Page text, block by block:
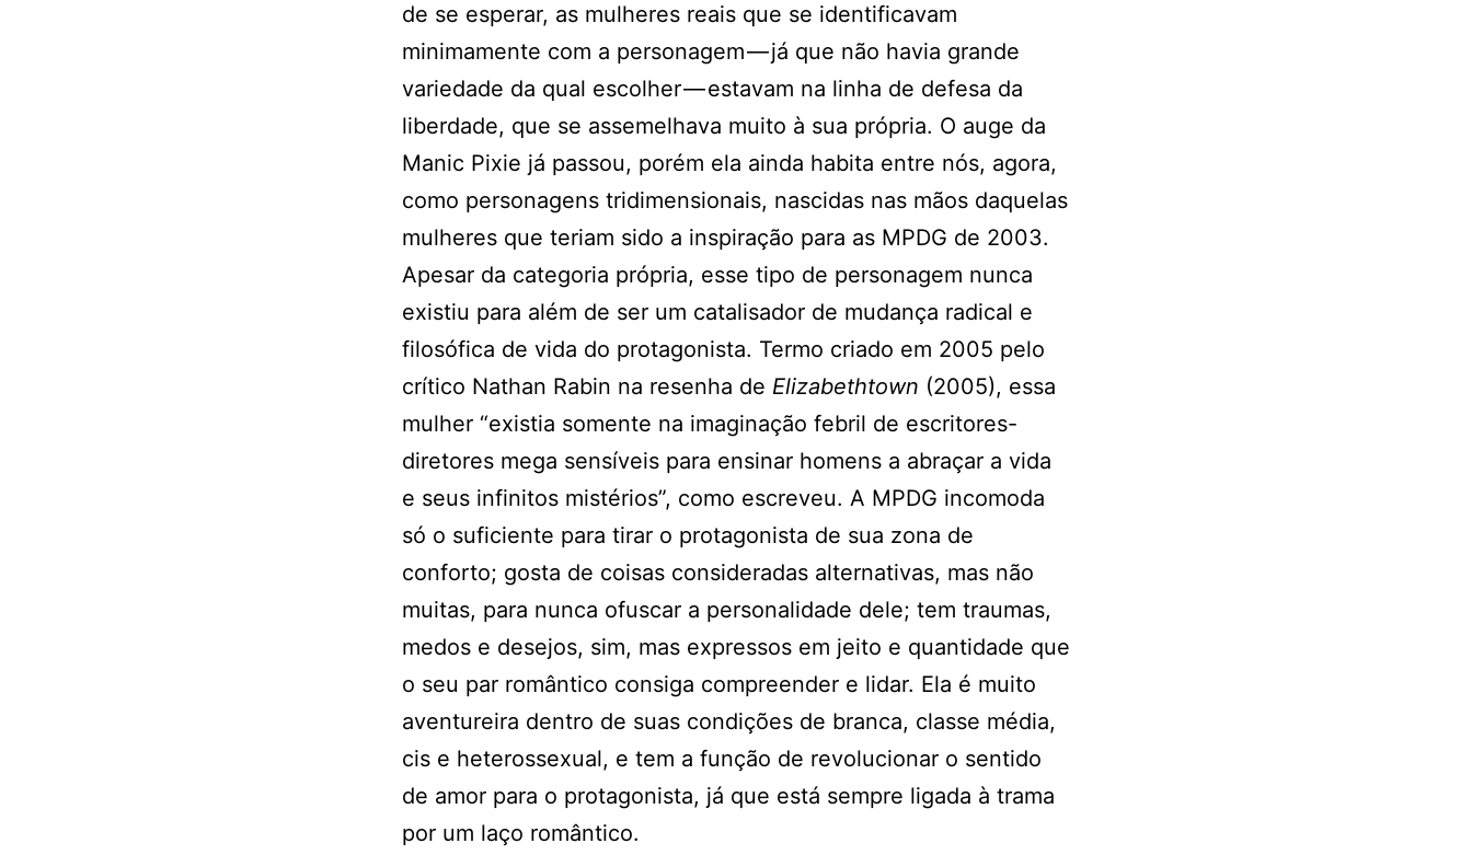
de se esperar, as mulheres reais que se identificavam
minimamente com a personagem — já que não havia grande
variedade da qual escolher — estavam na linha de defesa da
liberdade, que se assemelhava muito à sua própria. O auge da
Manic Pixie já passou, porém ela ainda habita entre nós, agora,
como personagens tridimensionais, nascidas nas mãos daquelas
mulheres que teriam sido a inspiração para as MPDG de 2003.
Apesar da categoria própria, esse tipo de personagem nunca
existiu para além de ser um catalisador de mudança radical e
filosófica de vida do protagonista. Termo criado em 2005 pelo
crítico Nathan Rabin na resenha de Elizabethtown (2005), essa
mulher “existia somente na imaginação febril de escritores-
diretores mega sensíveis para ensinar homens a abraçar a vida
e seus infinitos mistérios”, como escreveu. A MPDG incomoda
só o suficiente para tirar o protagonista de sua zona de
conforto; gosta de coisas consideradas alternativas, mas não
muitas, para nunca ofuscar a personalidade dele; tem traumas,
medos e desejos, sim, mas expressos em jeito e quantidade que
o seu par romântico consiga compreender e lidar. Ela é muito
aventureira dentro de suas condições de branca, classe média,
cis e heterossexual, e tem a função de revolucionar o sentido
de amor para o protagonista, já que está sempre ligada à trama
por um laço romântico.